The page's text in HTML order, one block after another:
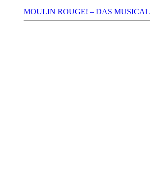
MOULIN ROUGE! – DAS MUSICAL